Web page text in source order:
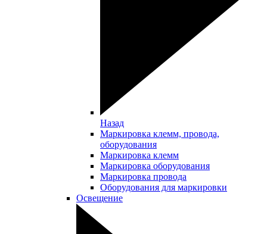
Назад
Маркировка клемм, провода,
оборудования
Маркировка клемм
Маркировка оборудования
Маркировка провода
Оборудования для маркировки
Освещение